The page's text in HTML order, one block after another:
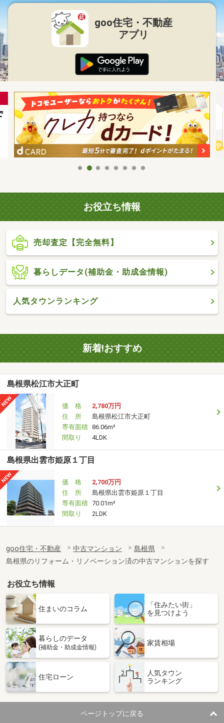
goo住宅・不動産
アプリ
お役立ち情報
売却査定【完全無料】
暮らしデータ(補助金・助成金情報)
人気タウンランキング
新着!おすすめ
島根県松江市大正町
価 格
2,780万円
住 所
島根県松江市大正町
専有面積 86.06m²
間取り
4LDK
島根県出雲市姫原１丁目
価 格
2,700万円
住 所
島根県出雲市姫原１丁目
専有面積 70.01m²
間取り
2LDK
goo住宅・不動産 中古マンション
島根県
島根県のリフォーム・リノベーション済の中古マンションを探す
お役立ち情報
住まいのコラム
「住みたい街」
を見つけよう
暮らしのデータ
(補助金・助成金情報)
家賃相場
住宅ローン
人気タウン
ランキング
ページトップに戻る